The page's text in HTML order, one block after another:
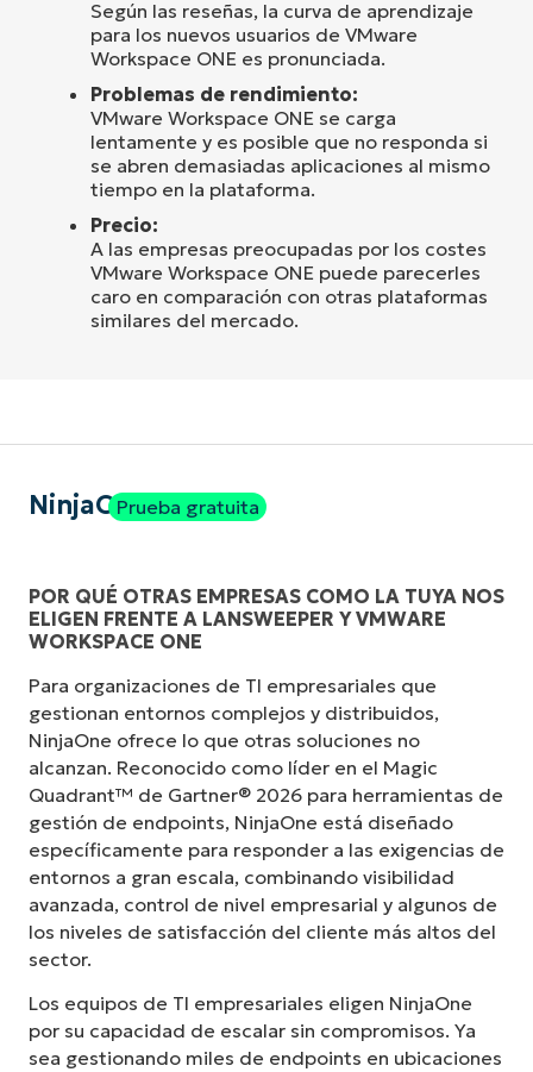
Según las reseñas, la curva de aprendizaje
para los nuevos usuarios de VMware
Workspace ONE es pronunciada.
Problemas de rendimiento:
VMware Workspace ONE se carga
lentamente y es posible que no responda si
se abren demasiadas aplicaciones al mismo
tiempo en la plataforma.
Precio:
A las empresas preocupadas por los costes
VMware Workspace ONE puede parecerles
caro en comparación con otras plataformas
similares del mercado.
NinjaOnePrueba gratuita
POR QUÉ OTRAS EMPRESAS COMO LA TUYA NOS
ELIGEN FRENTE A LANSWEEPER Y VMWARE
WORKSPACE ONE
Para organizaciones de TI empresariales que
gestionan entornos complejos y distribuidos,
NinjaOne ofrece lo que otras soluciones no
alcanzan. Reconocido como líder en el Magic
Quadrant™ de Gartner® 2026 para herramientas de
gestión de endpoints, NinjaOne está diseñado
específicamente para responder a las exigencias de
entornos a gran escala, combinando visibilidad
avanzada, control de nivel empresarial y algunos de
los niveles de satisfacción del cliente más altos del
sector.
Los equipos de TI empresariales eligen NinjaOne
por su capacidad de escalar sin compromisos. Ya
sea gestionando miles de endpoints en ubicaciones